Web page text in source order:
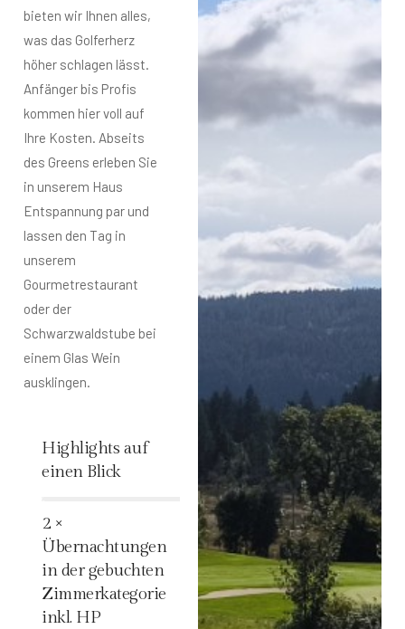
bieten wir Ihnen alles,
was das Golferherz
höher schlagen lässt.
Anfänger bis Profis
kommen hier voll auf
Ihre Kosten. Abseits
des Greens erleben Sie
in unserem Haus
Entspannung par und
lassen den Tag in
unserem
Gourmetrestaurant
oder der
Schwarzwaldstube bei
einem Glas Wein
ausklingen.
Highlights auf
einen Blick
2 ×
Übernachtungen
in der gebuchten
Zimmerkategorie
inkl. HP